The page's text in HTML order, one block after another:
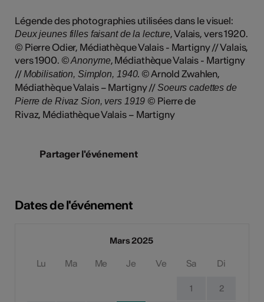
Légende des photographies utilisées dans le visuel:
Deux jeunes filles faisant de la lecture, Valais, vers 1920.
© Pierre Odier, Médiathèque Valais - Martigny // Valais,
vers 1900. ©Anonyme, Médiathèque Valais - Martigny
//Mobilisation, Simplon, 1940. © Arnold Zwahlen,
Médiathèque Valais – Martigny //Soeurs cadettes de
Pierre de Rivaz Sion, vers 1919 © Pierre de
Rivaz, Médiathèque Valais – Martigny
Partager l'événement
Dates de l'événement
Mars 2025
Lu Ma Me Je Ve Sa Di
1 2